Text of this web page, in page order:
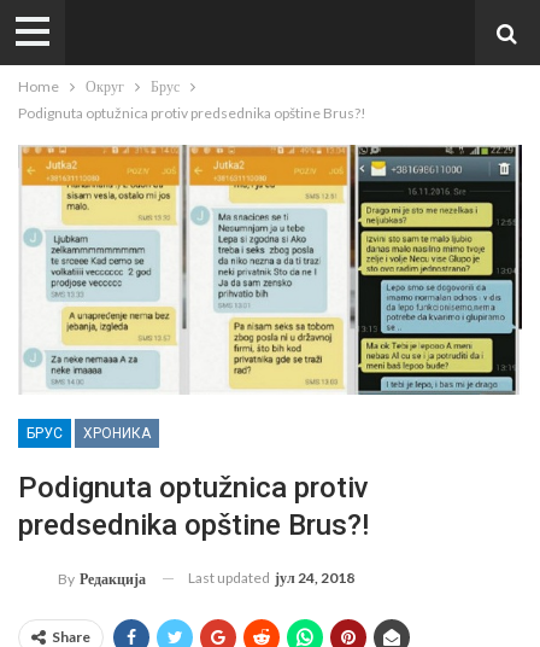
Home Округ
Брус
Podignuta optužnica protiv predsednika opštine Brus?!
БРУС ХРОНИКА
Podignuta optužnica protiv
predsednika opštine Brus?!
By Редакција Last updated јул 24, 2018
Share